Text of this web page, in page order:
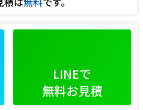
LINEで
無料お見積